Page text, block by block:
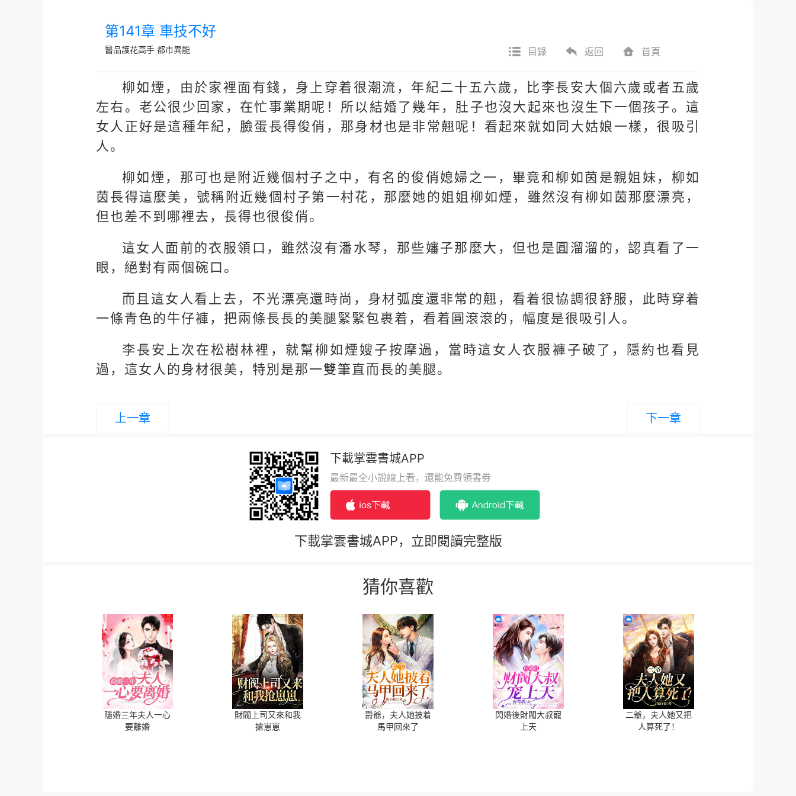
第141章 車技不好
醫品護花高手 都市異能 目錄 返回 首頁
柳如煙，由於家裡面有錢，身上穿着很潮流，年紀二十五六歲，比李長安大個六歲或者五歲
左右。老公很少回家，在忙事業期呢！所以結婚了幾年，肚子也沒大起來也沒生下一個孩子。這
女人正好是這種年紀，臉蛋長得俊俏，那身材也是非常翹呢！看起來就如同大姑娘一樣，很吸引
人。
柳如煙，那可也是附近幾個村子之中，有名的俊俏媳婦之一，畢竟和柳如茵是親姐妹，柳如
茵長得這麼美，號稱附近幾個村子第一村花，那麼她的姐姐柳如煙，雖然沒有柳如茵那麼漂亮，
但也差不到哪裡去，長得也很俊俏。
這女人面前的衣服領口，雖然沒有潘水琴，那些嬸子那麼大，但也是圓溜溜的，認真看了一
眼，絕對有兩個碗口。
而且這女人看上去，不光漂亮還時尚，身材弧度還非常的翹，看着很協調很舒服，此時穿着
一條青色的牛仔褲，把兩條長長的美腿緊緊包裹着，看着圓滾滾的，幅度是很吸引人。
李長安上次在松樹林裡，就幫柳如煙嫂子按摩過，當時這女人衣服褲子破了，隱約也看見
過，這女人的身材很美，特別是那一雙筆直而長的美腿。
上一章 下一章
下載掌雲書城APP
最新最全小說線上看，還能免費領書券
下載掌雲書城APP，立即閱讀完整版
猜你喜歡
隱婚三年夫人一心
要離婚
財閥上司又來和我
搶崽崽
爵爺，夫人她披着
馬甲回來了
閃婚後財閥大叔寵
上天
二爺，夫人她又把
人算死了！